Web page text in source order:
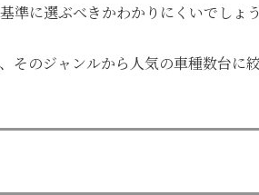
準に選ぶべきかわかりにくいで しょう
そのジャンルから人気の車種数台に